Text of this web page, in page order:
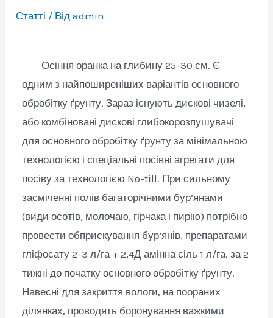
Статті / Відadmin
Осіння оранка на глибину 25-30 см. Є
одним з найпоширеніших варіантів основного
обробітку ґрунту. Зараз існують дискові чизелі,
або комбіновані дискові глибокорозпушувачі
для основного обробітку ґрунту за мінімальною
технологією і спеціальні посівні агрегати для
посіву за технологією No-till. При сильному
засміченні полів багаторічними бур’янами
(види осотів, молочаю, гірчака і пирію) потрібно
провести обприскування бур’янів, препаратами
гліфосату 2-3 л/га + 2,4Д амінна сіль 1 л/га, за 2
тижні до початку основного обробітку ґрунту.
Навесні для закриття вологи, на поораних
ділянках, проводять боронування важкими